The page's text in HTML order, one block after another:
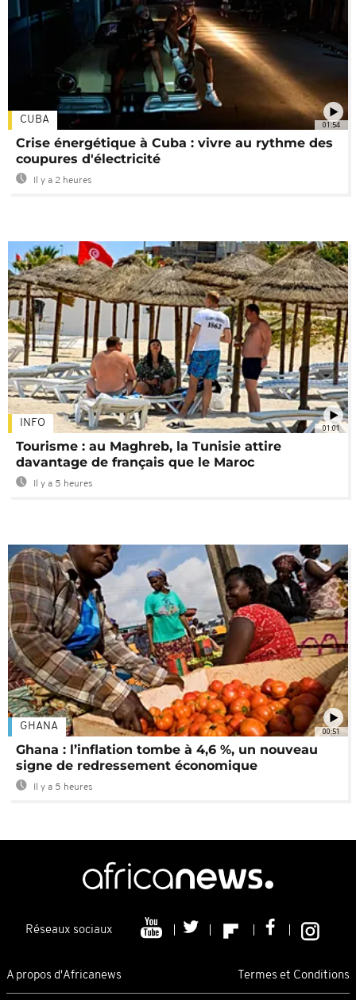
01:54
CUBA
Crise énergétique à Cuba : vivre au rythme des
coupures d'électricité
Il y a 2 heures
01:01
INFO
Tourisme : au Maghreb, la Tunisie attire
davantage de français que le Maroc
Il y a 5 heures
00:51
GHANA
Ghana : l’inflation tombe à 4,6 %, un nouveau
signe de redressement économique
Il y a 5 heures
Réseaux sociaux
A propos d'Africanews Termes et Conditions